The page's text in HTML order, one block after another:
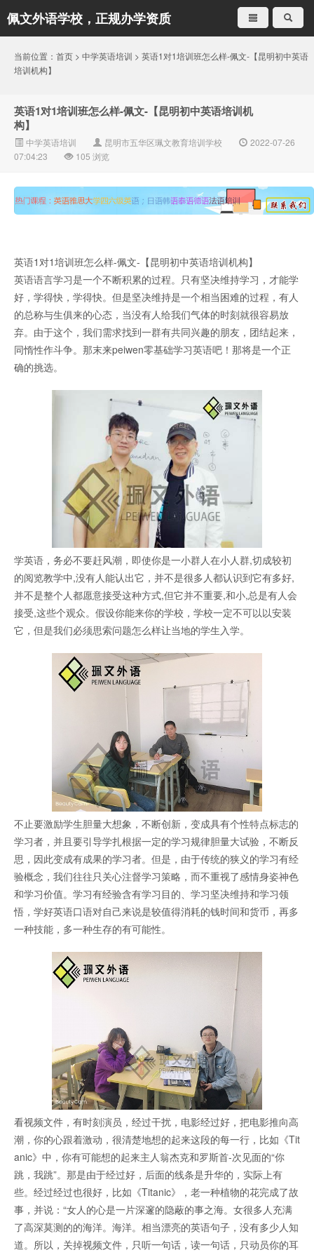
佩文外语学校，正规办学资质
就是不一样
当前位置： 首页 > 中学英语培训 > 英语1对1培训班怎么样-佩文-【昆明初中英语
培训机构】
英语1对1培训班怎么样-佩文-【昆明初中英语培训机
构】
中学英语培训 昆明市五华区珮文教育培训学校
2022-07-26
07:04:23
105 浏览
英语1对1培训班怎么样-佩文-【昆明初中英语培训机构】
英语语言学习是一个不断积累的过程。只有坚决维持学习，才能学
好，学得快，学得快。但是坚决维持是一个相当困难的过程，有人
的总称与生俱来的心态，当没有人给我们气体的时刻就很容易放
弃。由于这个，我们需求找到一群有共同兴趣的朋友，团结起来，
同惰性作斗争。那末来peiwen零基础学习英语吧！那将是一个正
确的挑选。
学英语，务必不要赶风潮，即使你是一小群人在小人群,切成较初
的阅览教学中,没有人能认出它，并不是很多人都认识到它有多好,
并不是整个人都愿意接受这种方式,但它并不重要,和小,总是有人会
接受,这些个观众。假设你能来你的学校，学校一定不可以以安装
它，但是我们必须思索问题怎么样让当地的学生入学。
不止要激励学生胆量大想象，不断创新，变成具有个性特点标志的
学习者，并且要引导学扎根据一定的学习规律胆量大试验，不断反
思，因此变成有成果的学习者。但是，由于传统的狭义的学习有经
验概念，我们往往只关心注督学习策略，而不重视了感情身姿神色
和学习价值。学习有经验含有学习目的、学习坚决维持和学习领
悟，学好英语口语对自己来说是较值得消耗的钱时间和货币，再多
一种技能，多一种生存的有可能性。
看视频文件，有时刻演员，经过干扰，电影经过好，把电影推向高
潮，你的心跟着激动，很清楚地想的起来这段的每一行，比如《Tit
anic》中，你有可能想的起来主人翁杰克和罗斯首-次见面的“你
跳，我跳”。那是由于经过好，后面的线条是升华的，实际上有
些。经过经过也很好，比如《Titanic》，老一种植物的花完成了故
事，并说：“女人的心是一片深邃的隐蔽的事之海。女很多人充满
了高深莫测的的海洋。海洋。相当漂亮的英语句子，没有多少人知
道。所以，关掉视频文件，只听一句话，读一句话，只动员你的耳